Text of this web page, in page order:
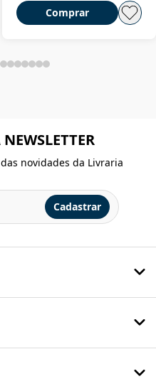
Comprar
novidades da Livraria
Cadastrar